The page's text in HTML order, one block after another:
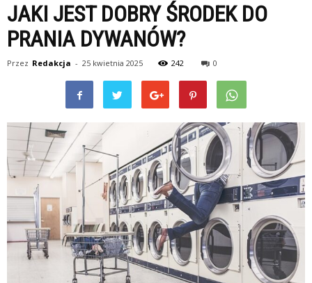
JAKI JEST DOBRY ŚRODEK DO
PRANIA DYWANÓW?
Przez Redakcja - 25 kwietnia 2025 242 0